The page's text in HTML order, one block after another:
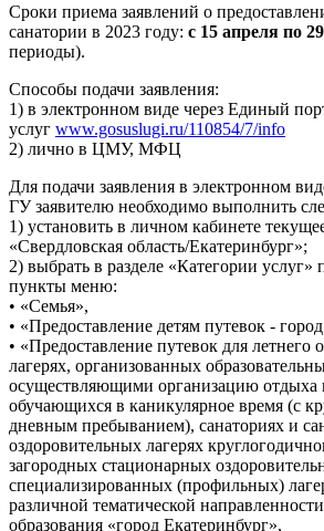
Сроки приема заявлений о
санатории в 2023 году: с 15 апреля по
периоды).
Способы подачи заявления:
1) в электронном виде через Единый
услуг www.gosuslugi.ru/110854/7/info
2) лично в ЦМУ, МФЦ
Для подачи заявления в электронном
ГУ заявителю необходимо выполнить
1) установить в личном кабинете
«Свердловская область/Екатеринбург»;
2) выбрать в разделе «Категории услуг»
пункты меню:
• «Семья»,
• «Предоставление детям путевок -
• «Предоставление путевок для летнего
лагерях, организованных
осуществляющими организацию отдыха
обучающихся в каникулярное время (с
дневным пребыванием), санаториях и
оздоровительных лагерях
загородных стационарных
специализированных (профильных)
различной тематической
образования «город Екатеринбург»,